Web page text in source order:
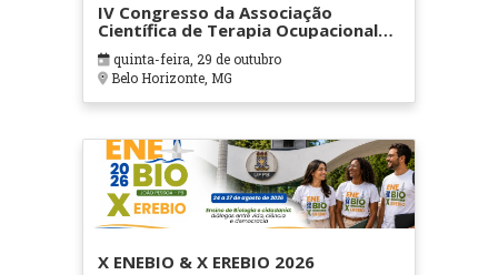
IV Congresso da Associação
Científica de Terapia Ocupacional
em Contextos Hospitalares e
Cuidados Paliativos - ATOHOSP
quinta-feira, 29 de outubro
Belo Horizonte, MG
X ENEBIO & X EREBIO 2026